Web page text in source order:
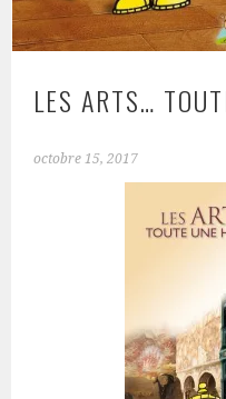
LES ARTS…
octobre 15, 2017